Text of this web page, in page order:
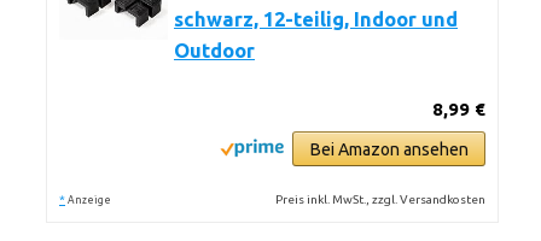
schwarz, 12-teilig, Indoor und
Outdoor
8,99 €
Bei Amazon ansehen
* Anzeige Preis inkl. MwSt., zzgl. Versandkosten